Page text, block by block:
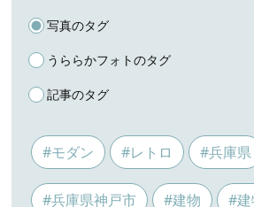
写真のタグ
うららかフォトのタグ
記事のタグ
#モダン #レトロ #兵庫県
#兵庫県神戸市 #建物 #建